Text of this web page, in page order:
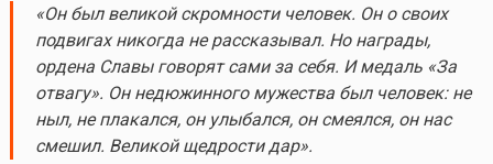
«Он был великой скромности человек. Он о своих
подвигах никогда не рассказывал. Но награды,
ордена Славы говорят сами за себя. И медаль «За
отвагу». Он недюжинного мужества был человек: не
ныл, не плакался, он улыбался, он смеялся, он нас
смешил. Великой щедрости дар».